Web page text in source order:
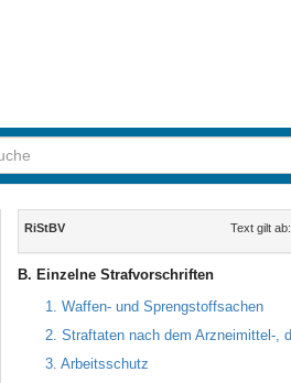
Inhalt
RiStBV Text gilt
B. Einzelne Strafvorschriften
1. Waffen- und Sprengstoffsachen
2. Straftaten nach dem Arzneimittel-,
3. Arbeitsschutz